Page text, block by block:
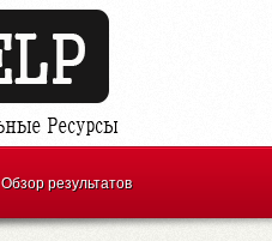
Обзор результатов